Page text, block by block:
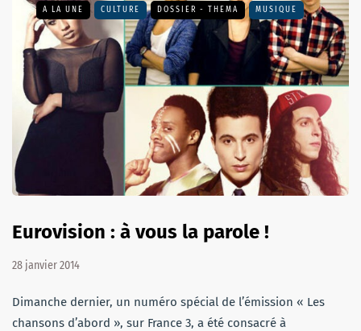
A LA UNE CULTURE DOSSIER - THEMA MUSIQUE
Eurovision : à vous la parole !
28 janvier 2014
Dimanche dernier, un numéro spécial de l’émission « Les
chansons d’abord », sur France 3, a été consacré à